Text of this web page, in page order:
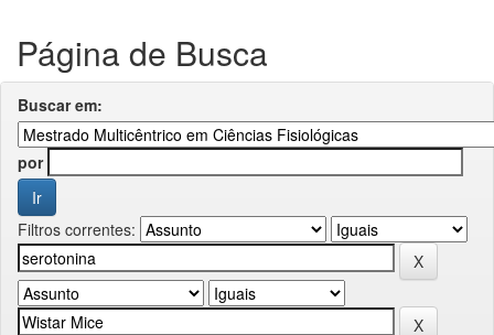
Página de Busca
Buscar em:
por
Filtros correntes: